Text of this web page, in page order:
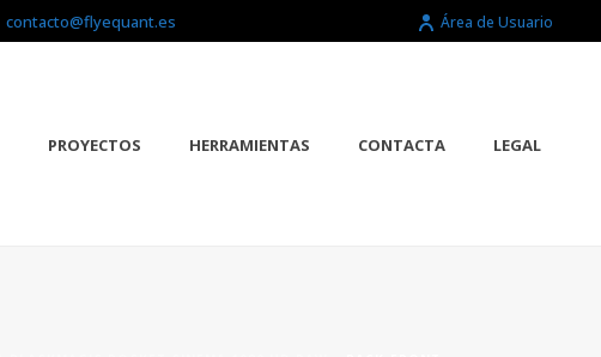
contacto@flyequant.es Área de Usuario
PROYECTOS HERRAMIENTAS CONTACTA LEGAL